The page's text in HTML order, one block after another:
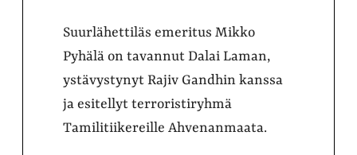
Suurlähettiläs emeritus Mikko
Pyhälä on tavannut Dalai Laman,
ystävystynyt Rajiv Gandhin kanssa
ja esitellyt terroristiryhmä
Tamilitiikereille Ahvenanmaata.